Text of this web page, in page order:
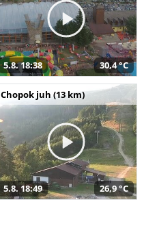
5.8. 18:38 30,4 °C
Chopok juh (13 km)
5.8. 18:49 26,9 °C